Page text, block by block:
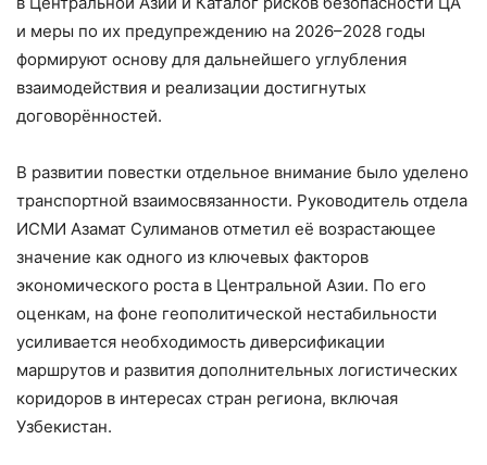
и меры по их предупреждению на 2026–2028 годы
формируют основу для дальнейшего углубления
взаимодействия и реализации достигнутых
договорённостей.
В развитии повестки отдельное внимание было уделено
транспортной взаимосвязанности. Руководитель отдела
ИСМИ Азамат Сулиманов отметил её возрастающее
значение как одного из ключевых факторов
экономического роста в Центральной Азии. По его
оценкам, на фоне геополитической нестабильности
усиливается необходимость диверсификации
маршрутов и развития дополнительных логистических
коридоров в интересах стран региона, включая
Узбекистан.